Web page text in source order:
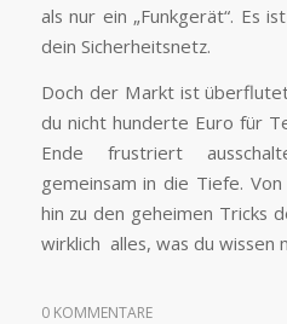
als nur ein „Funkgerät“. Es
dein Sicherheitsnetz.
Doch der Markt ist
du nicht hunderte Euro für
Ende frustriert
gemeinsam in die Tiefe.
hin zu den geheimen Tricks
wirklich alles, was du wissen
0 KOMMENTARE